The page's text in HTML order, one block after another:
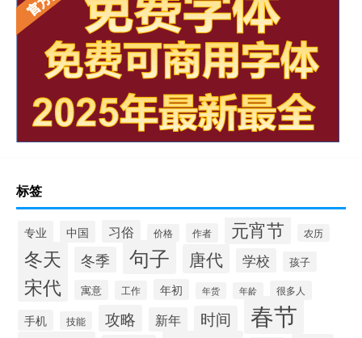
标签
专业 中国 习俗 价格 作者 元宵节 农历
冬天 冬季 句子 唐代 学校 孩子
宋代 寓意 工作 年初 年货 年龄 很多人
手机 技能 攻略 新年 时间 春节